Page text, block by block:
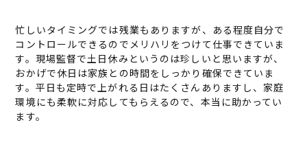
忙しいタイミングでは残業もありますが、ある程度自分で
コントロールできるのでメリハリをつけて仕事できていま
す。現場監督で土日休みというのは珍しいと思いますが、
おかげで休日は家族との時間をしっかり確保できていま
す。平日も定時で上がれる日はたくさんありますし、家庭
環境にも柔軟に対応してもらえるので、本当に助かってい
ます。